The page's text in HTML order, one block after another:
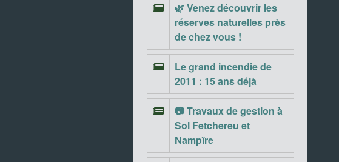
🌿 Venez découvrir les
réserves naturelles près
de chez vous !
Le grand incendie de
2011 : 15 ans déjà
📷 Travaux de gestion à
Sol Fetchereu et
Nampîre